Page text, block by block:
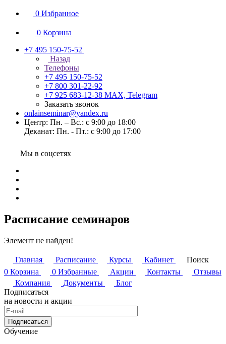
0 Избранное
0 Корзина
+7 495 150-75-52
Назад
Телефоны
+7 495 150-75-52
+7 800 301-22-92
+7 925 683-12-38 MAX, Telegram
Заказать звонок
onlainseminar@yandex.ru
Центр: Пн. – Вс.: с 9:00 до 18:00
Деканат: Пн. - Пт.: с 9:00 до 17:00
Мы в соцсетях
Расписание семинаров
Элемент не найден!
Главная Расписание Курсы Кабинет
Поиск
0 Корзина 0 Избранные Акции Контакты
Отзывы
Компания
Документы
Блог
Подписаться
на новости и акции
Подписаться
Обучение